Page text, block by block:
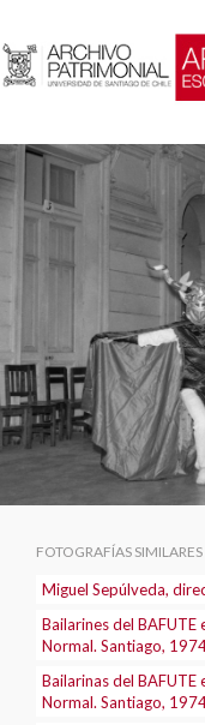
FOTOGRAFÍAS SIMILARES
Miguel Sepúlveda,
Bailarines del
Normal. Santiago,
Bailarinas del
Normal. Santiago,